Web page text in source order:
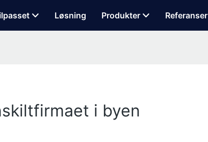
Løsning Produkter Referanser
i byen